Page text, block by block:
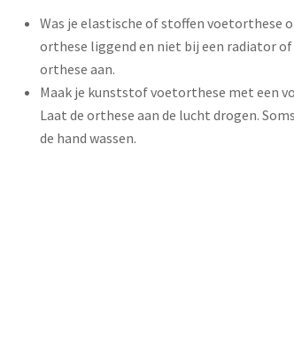
Was je elastische of stoffen voetorthese
orthese liggend en niet bij een radiator
orthese aan.
Maak je kunststof voetorthese met een
Laat de orthese aan de lucht drogen.
de hand wassen.